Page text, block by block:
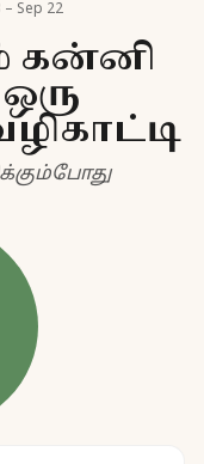
– Sep 22
கன்னி